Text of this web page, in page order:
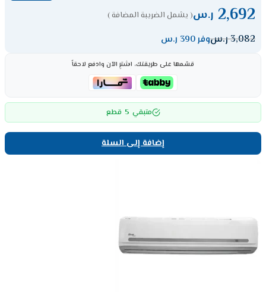
2,692 ر.س( يشمل الضريبة المضافة )
3,082ر.سوفر 390 ر.س
قسّمها على طريقتك، اشترِ الآن وادفع لاحقاً
متبقي 5 قطع
إضافة إلى السلة